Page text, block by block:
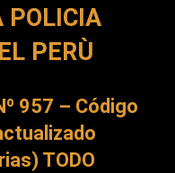
POLICIA
PERÙ
957 – Código
TODO